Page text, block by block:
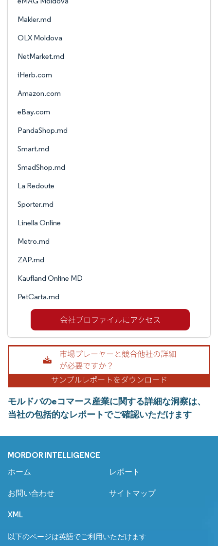
Makler.md
OLX Moldova
NetMarket.md
iHerb.com
Amazon.com
eBay.com
PandaShop.md
Smart.md
SmadShop.md
La Redoute
Sporter.md
Linella Online
Metro.md
ZAP.md
Kaufland Online MD
PetCarta.md
モルドバのeコマース産業に関する詳細な洞察は、
当社の包括的なレポートでご確認いただけます
MORDOR INTELLIGENCE
ホーム レポート
お問い合わせ サイトマップ
XML
以下のページは英語でご利用いただけます